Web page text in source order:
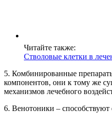
Читайте также:
Стволовые клетки в
5. Комбинированные
компонентов, они к тому же
механизмов лечебного
6. Венотоники –